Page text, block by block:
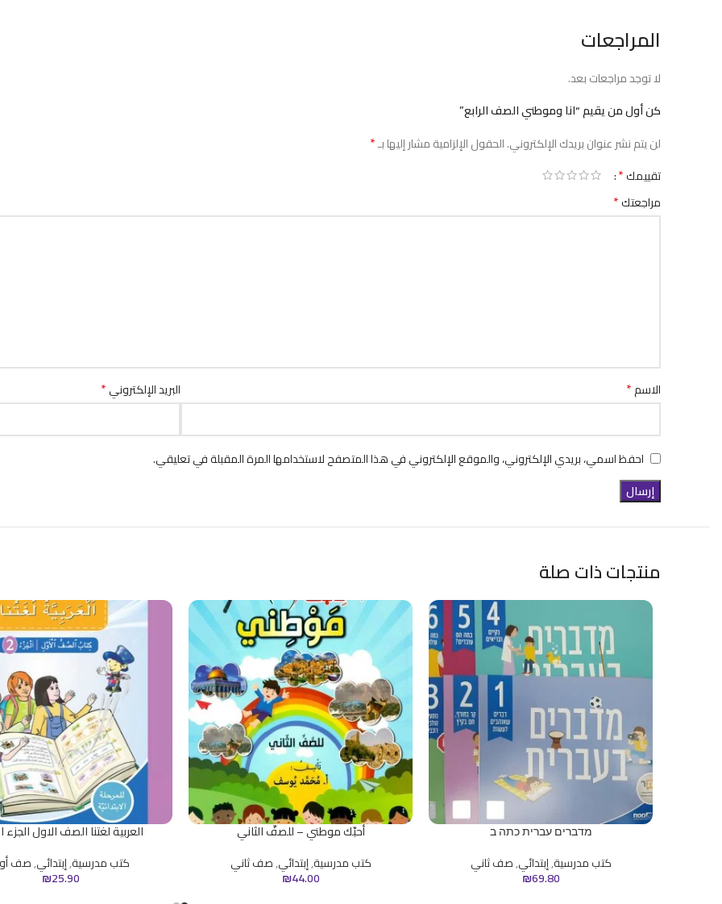
المراجعات
لا توجد مراجعات بعد.
كن أول من يقيم “انا وموطني الصف الرابع”
لن يتم نشر عنوان بريدك الإلكتروني.الحقول الإلزامية مشار إليها بـ*
تقييمك*
مراجعتك*
الاسم* البريد الإلكتروني*
احفظ اسمي، بريدي الإلكتروني، والموقع الإلكتروني في هذا المتصفح لاستخدامها المرة المقبلة في تعليقي.
منتجات ذات صلة
מדברים עברית כתה ב
كتب مدرسية,إبتدائي,صف ثاني
₪69.80
أحبّك موطني – للصفّ الثاني
كتب مدرسية,إبتدائي,صف ثاني
₪44.00
العربية لغتنا الصف الاول الجزء
كتب مدرسية,إبتدائي,صف
₪25.90